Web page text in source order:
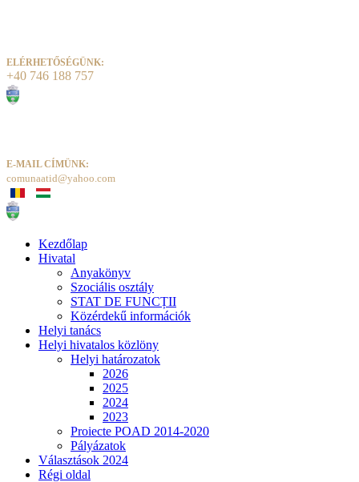
ELÉRHETŐSÉGÜNK:
+40 746 188 757
E-MAIL CÍMÜNK:
comunaatid@yahoo.com
Kezdőlap
Hivatal
Anyakönyv
Szociális osztály
STAT DE FUNCȚII
Közérdekű információk
Helyi tanács
Helyi hivatalos közlöny
Helyi határozatok
2026
2025
2024
2023
Proiecte POAD 2014-2020
Pályázatok
Választások 2024
Régi oldal